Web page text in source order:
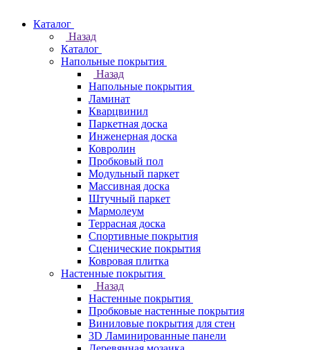
Каталог
Назад
Каталог
Напольные покрытия
Назад
Напольные покрытия
Ламинат
Кварцвинил
Паркетная доска
Инженерная доска
Ковролин
Пробковый пол
Модульный паркет
Массивная доска
Штучный паркет
Мармолеум
Террасная доска
Спортивные покрытия
Сценические покрытия
Ковровая плитка
Настенные покрытия
Назад
Настенные покрытия
Пробковые настенные покрытия
Виниловые покрытия для стен
3D Ламинированные панели